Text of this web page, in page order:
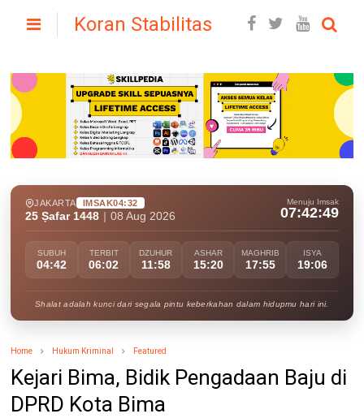
Koran Stabilitas
JAKARTA IMSAK04:32
25 Ṣafar 1448 08 Aug 2026
Menuju Imsak
07:42:48
SUBUH
04:42
TERBIT
06:02
DZUHUR
11:58
ASHAR
15:20
MAGHRIB
17:55
ISYA
19:06
Shalat adalah kunci dari segala pintu keberkahan dalam hidupmu hari ini.
Home Hukum Kriminal Featured
Kejari Bima, Bidik Pengadaan Baju di
DPRD Kota Bima